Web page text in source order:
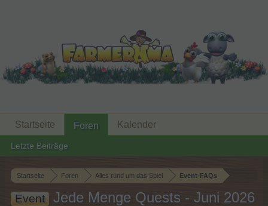
Startseite Foren Alles rund um das Spiel Event-FAQs
Event Jede Menge Quests - Juni 2026
Startseite Foren
Letzte Beiträge
Kalender